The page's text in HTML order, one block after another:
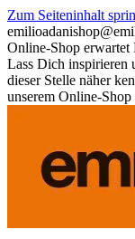
Zum Seiteninhalt
emilioadani
Online-Shop erwartet
Lass Dich inspirieren
dieser Stelle näher
unserem Online-